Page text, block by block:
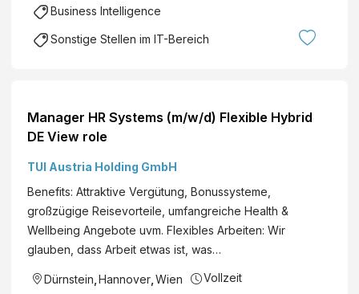
Business Intelligence
Sonstige Stellen im IT-Bereich
Manager HR Systems (m/w/d) Flexible Hybrid
DE View role
TUI Austria Holding GmbH
Benefits: Attraktive Vergütung, Bonussysteme,
großzügige Reisevorteile, umfangreiche Health &
Wellbeing Angebote uvm. Flexibles Arbeiten: Wir
glauben, dass Arbeit etwas ist, was…
Dürnstein Hannover Wien Vollzeit